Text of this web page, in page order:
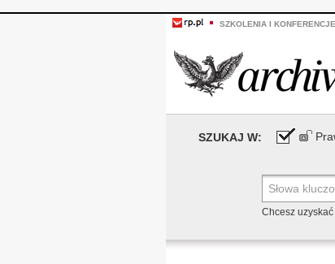
SZKOLENIA I KONFERENCJE
SZUKAJ W:
Chcesz